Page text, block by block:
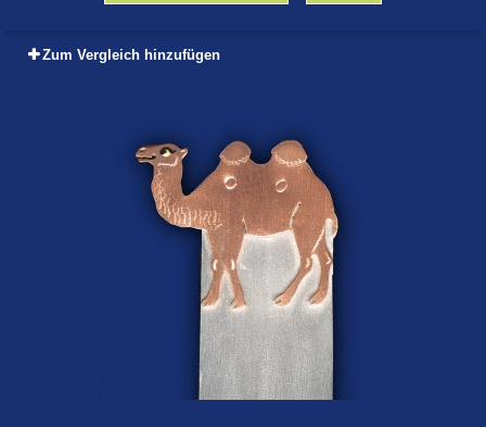
Zum Vergleich hinzufügen